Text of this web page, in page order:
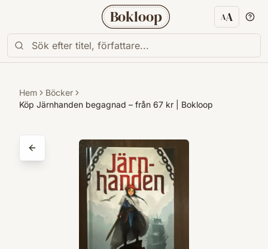
Bokloop AA
Hem
Böcker
Köp Järnhanden begagnad – från 67 kr | Bokloop